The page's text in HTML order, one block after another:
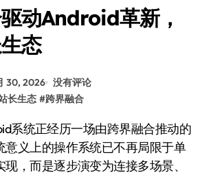
动Android革新，
态
30, 2026 没有评论
长生态 #跨界融合
意义上的操作系统已不再局限于单
，而是逐步演变为连接多场景、